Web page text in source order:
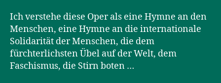
Ich verstehe diese Oper als eine Hymne an den
Menschen, eine Hymne an die internationale
Solidarität der Menschen, die dem
fürchterlichsten Übel auf der Welt, dem
Faschismus, die Stirn boten …